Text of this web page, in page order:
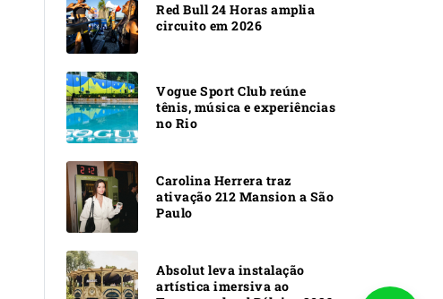
Red Bull 24 Horas amplia
circuito em 2026
Vogue Sport Club reúne
tênis, música e experiências
no Rio
Carolina Herrera traz
ativação 212 Mansion a São
Paulo
Absolut leva instalação
artística imersiva ao